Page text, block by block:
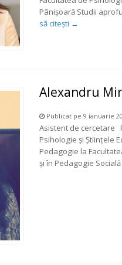
Pânișoară Studii
să citești →
Alexandru
Publicat pe 9 ianuarie
Asistent de cercetare
Psihologie și Științele
Pedagogie la
și în Pedagogie